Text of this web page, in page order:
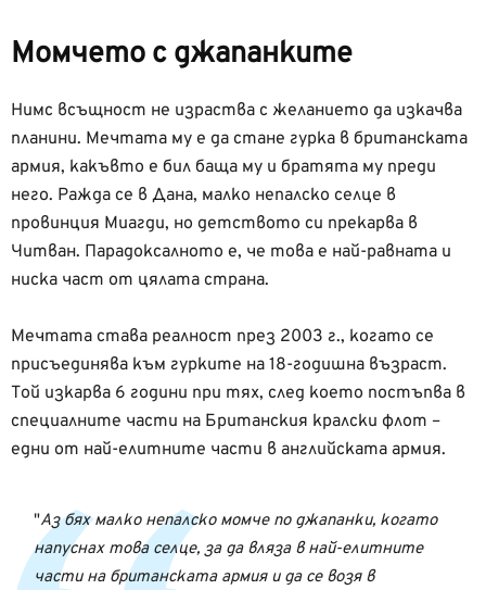
Момчето с джапанките
Нимс всъщност не израства с желанието да изкачва
планини. Мечтата му е да стане гурка в британската
армия, какъвто е бил баща му и братята му преди
него. Ражда се в Дана, малко непалско селце в
провинция Миагди, но детството си прекарва в
Читван. Парадоксалното е, че това е най-равната и
ниска част от цялата страна.
Мечтата става реалност през 2003 г., когато се
присъединява към гурките на 18-годишна възраст.
Той изкарва 6 години при тях, след което постъпва в
специалните части на Британския кралски флот –
едни от най-елитните части в английската армия.
Аз бях малко непалско момче по джапанки, когато
напуснах това селце, за да вляза в най-елитните
части на британската армия и да се возя в